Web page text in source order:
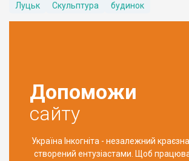
Луцьк Скульптура будинок
Допоможи
сайту
Україна Інкогніта - незалежний
створений ентузіастами. Щоб